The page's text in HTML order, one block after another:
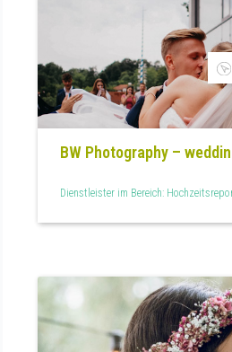
BW Photography –
Dienstleister im Bereich: